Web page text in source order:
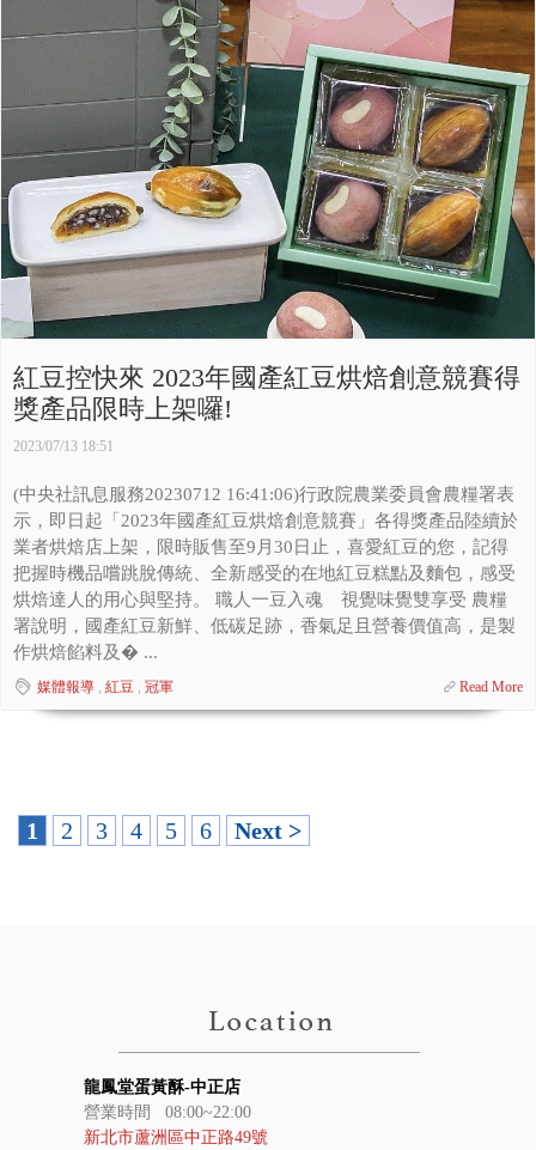
紅豆控快來 2023年國產紅豆烘焙創意競賽得
獎產品限時上架囉!
2023/07/13 18:51
(中央社訊息服務20230712 16:41:06)行政院農業委員會農糧署表
示，即日起「2023年國產紅豆烘焙創意競賽」各得獎產品陸續於
業者烘焙店上架，限時販售至9月30日止，喜愛紅豆的您，記得
把握時機品嚐跳脫傳統、全新感受的在地紅豆糕點及麵包，感受
烘焙達人的用心與堅持。 職人一豆入魂 視覺味覺雙享受 農糧
署說明，國產紅豆新鮮、低碳足跡，香氣足且營養價值高，是製
作烘焙餡料及� ...
媒體報導, 紅豆, 冠軍 Read More
1 2 3 4 5 6 Next >
龍鳳堂蛋黃酥-中正店
營業時間 08:00~22:00
新北市蘆洲區中正路49號